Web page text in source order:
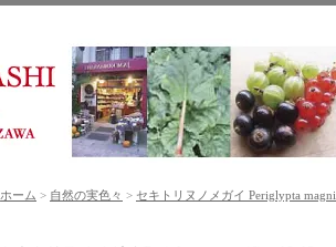
ホーム > 自然の実色々 > セキトリヌノメガイ Periglypta